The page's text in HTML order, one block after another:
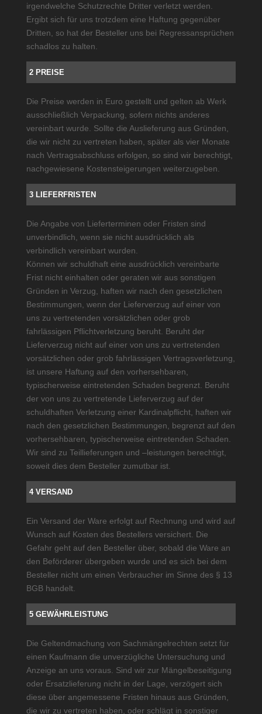
irgendwelche Schutzrechte Dritter verletzt werden.
Ergibt sich für uns trotzdem eine Haftung gegenüber
Dritten, so hat der Besteller uns bei Regressansprüchen
schadlos zu halten.
2 PREISE
Die Preise werden in Euro gestellt und gelten ab Werk
ausschließlich Verpackung, sofern nichts anderes
vereinbart wurde. Sollte die Auslieferung aus Gründen,
die wir nicht zu vertreten haben, später als vier Monate
nach Vertragsabschluss erfolgen, so sind wir berechtigt,
nachgewiesene Kostensteigerungen weiterzugeben.
3 LIEFERFRISTEN
Die Angabe von Lieferterminen oder Fristen sind
unverbindlich, wenn sie nicht ausdrücklich als
verbindlich vereinbart wurden.
Können wir schuldhaft eine ausdrücklich vereinbarte
Frist nicht einhalten oder geraten wir aus sonstigen
Gründen in Verzug, haften wir nach den gesetzlichen
Bestimmungen, wenn der Lieferverzug auf einer von
uns zu vertretenden vorsätzlichen oder grob
fahrlässigen Pflichtverletzung beruht. Beruht der
Lieferverzug nicht auf einer von uns zu vertretenden
vorsätzlichen oder grob fahrlässigen Vertragsverletzung,
ist unsere Haftung auf den vorhersehbaren,
typischerweise eintretenden Schaden begrenzt. Beruht
der von uns zu vertretende Lieferverzug auf der
schuldhaften Verletzung einer Kardinalpflicht, haften wir
nach den gesetzlichen Bestimmungen, begrenzt auf den
vorhersehbaren, typischerweise eintretenden Schaden.
Wir sind zu Teillieferungen und –leistungen berechtigt,
soweit dies dem Besteller zumutbar ist.
4 VERSAND
Ein Versand der Ware erfolgt auf Rechnung und wird auf
Wunsch auf Kosten des Bestellers versichert. Die
Gefahr geht auf den Besteller über, sobald die Ware an
den Beförderer übergeben wurde und es sich bei dem
Besteller nicht um einen Verbraucher im Sinne des § 13
BGB handelt.
5 GEWÄHRLEISTUNG
Die Geltendmachung von Sachmängelrechten setzt für
einen Kaufmann die unverzügliche Untersuchung und
Anzeige an uns voraus. Sind wir zur Mängelbeseitigung
oder Ersatzlieferung nicht in der Lage, verzögert sich
diese über angemessene Fristen hinaus aus Gründen,
die wir zu vertreten haben, oder schlägt in sonstiger